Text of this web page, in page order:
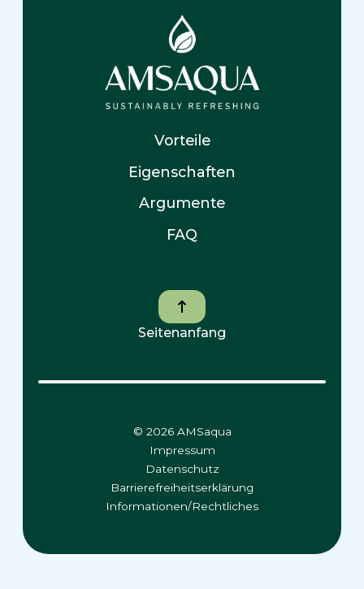
Vorteile
Eigenschaften
Argumente
FAQ
Seitenanfang
© 2026 AMSaqua
Impressum
Datenschutz
Barrierefreiheitserklärung
Informationen/Rechtliches